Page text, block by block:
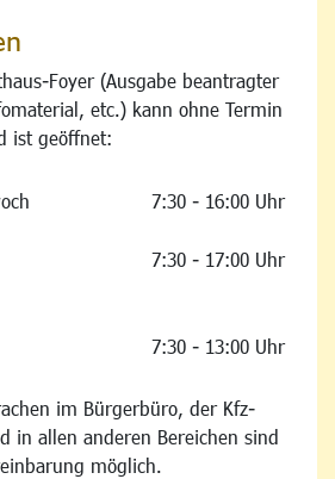
Foyer (Ausgabe beantragter
etc.) kann ohne Termin
ist geöffnet:
7:30 - 16:00 Uhr
7:30 - 17:00 Uhr
7:30 - 13:00 Uhr
im Bürgerbüro, der Kfz-
in allen anderen Bereichen sind
möglich.